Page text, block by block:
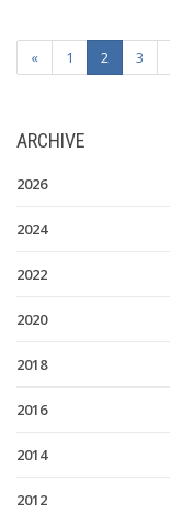
« 1 2 3
ARCHIVE
2026
2024
2022
2020
2018
2016
2014
2012